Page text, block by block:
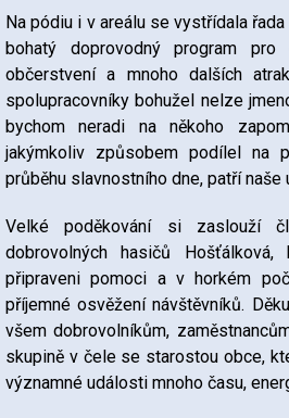
Na pódiu i v areálu se vystřídala
bohatý doprovodný program
občerstvení a mnoho dalších
spolupracovníky bohužel nelze
bychom neradi na někoho
jakýmkoliv způsobem podílel na
průběhu slavnostního dne, patří naše
Velké poděkování si zaslouží
dobrovolných hasičů
připraveni pomoci a v horkém
příjemné osvěžení návštěvníků.
všem dobrovolníkům,
skupině v čele se starostou obce,
významné události mnoho času,